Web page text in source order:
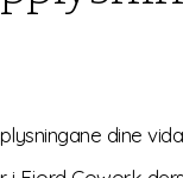
dine